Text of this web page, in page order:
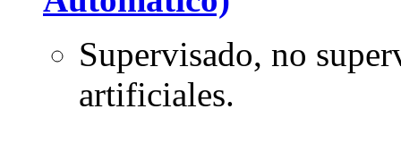
Supervisado, no
artificiales.